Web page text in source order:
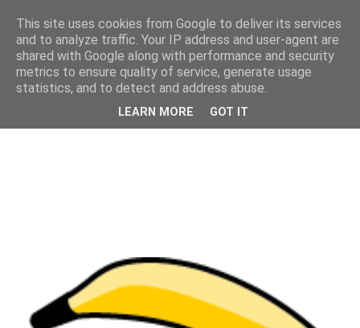
This site uses cookies from Google to deliver its services
and to analyze traffic. Your IP address and user-agent are
shared with Google along with performance and security
metrics to ensure quality of service, generate usage
statistics, and to detect and address abuse.
LEARN MORE GOT IT